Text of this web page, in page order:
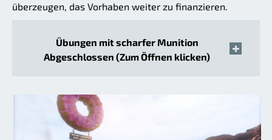
überzeugen, das Vorhaben weiter zu finanzieren.
Übungen mit scharfer Munition
Abgeschlossen (Zum Öffnen klicken)